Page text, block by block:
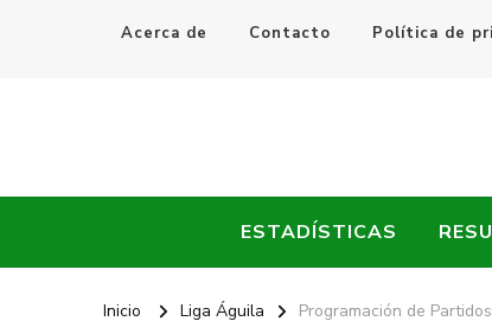
Acerca de Contacto Política de
Every Fútbol
ESTADÍSTICAS
Inicio Liga Águila Programación de